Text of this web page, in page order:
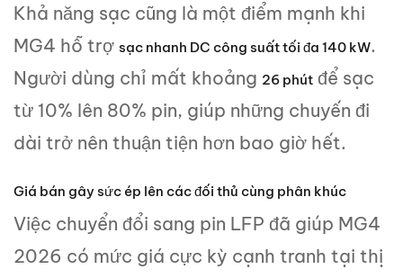
Khả năng sạc cũng là một điểm mạnh khi
MG4 hỗ trợ sạc nhanh DC công suất tối đa 140 kW.
Người dùng chỉ mất khoảng 26 phút để sạc
từ 10% lên 80% pin, giúp những chuyến đi
dài trở nên thuận tiện hơn bao giờ hết.
Giá bán gây sức ép lên các đối thủ cùng phân khúc
Việc chuyển đổi sang pin LFP đã giúp MG4
2026 có mức giá cực kỳ cạnh tranh tại thị